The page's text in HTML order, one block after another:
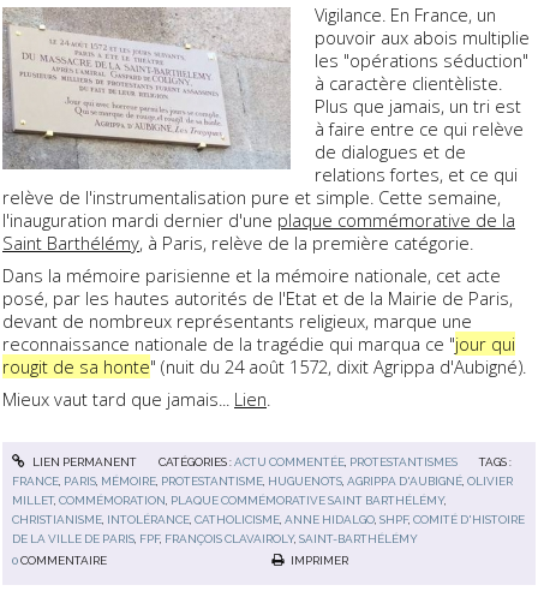
Vigilance. En France, un
pouvoir aux abois multiplie
les "opérations séduction"
à caractère clientèliste.
Plus que jamais, un tri est
à faire entre ce qui relève
de dialogues et de
relations fortes, et ce qui
relève de l'instrumentalisation pure et simple. Cette semaine,
l'inauguration mardi dernier d'une plaque commémorative de la
Saint Barthélémy, à Paris, relève de la première catégorie.
Dans la mémoire parisienne et la mémoire nationale, cet acte
posé, par les hautes autorités de l'Etat et de la Mairie de Paris,
devant de nombreux représentants religieux, marque une
reconnaissance nationale de la tragédie qui marqua ce "jour qui
rougit de sa honte" (nuit du 24 août 1572, dixit Agrippa d'Aubigné).
Mieux vaut tard que jamais... Lien.
LIEN PERMANENT CATÉGORIES :ACTU COMMENTÉE, PROTESTANTISMES
TAGS :
FRANCE PARIS MÉMOIRE PROTESTANTISME HUGUENOTS ,AGRIPPA D'AUBIGNÉ ,OLIVIER
MILLET,COMMÉMORATION PLAQUE COMMÉMORATIVE SAINT BARTHÉLÉMY,
CHRISTIANISME INTOLÉRANCE ,CATHOLICISME ,ANNE HIDALGO ,SHPF,COMITÉ D'HISTOIRE
DE LA VILLE DE PARIS FPF, FRANÇOIS CLAVAIROLY,SAINT-BARTHÉLÉMY
0COMMENTAIRE IMPRIMER